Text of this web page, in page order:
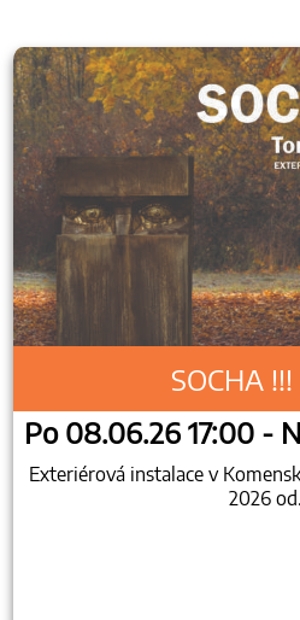
SOCHA
Po 08.06.26 17:00 -
Exteriérová instalace v
2026